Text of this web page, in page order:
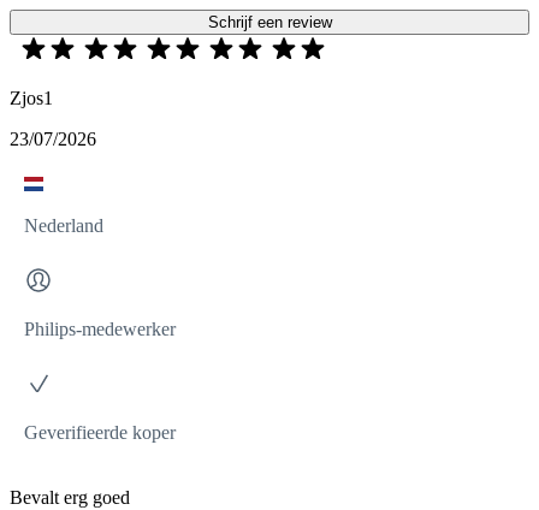
Schrijf een review
Zjos1
23/07/2026
Nederland
Philips-medewerker
Geverifieerde koper
Bevalt erg goed